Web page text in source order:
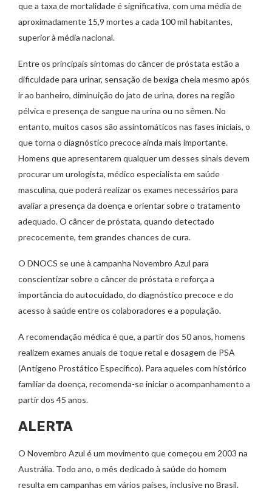
que a taxa de mortalidade é significativa, com uma média de
aproximadamente 15,9 mortes a cada 100 mil habitantes,
superior à média nacional.
Entre os principais sintomas do câncer de próstata estão a
dificuldade para urinar, sensação de bexiga cheia mesmo após
ir ao banheiro, diminuição do jato de urina, dores na região
pélvica e presença de sangue na urina ou no sêmen. No
entanto, muitos casos são assintomáticos nas fases iniciais, o
que torna o diagnóstico precoce ainda mais importante.
Homens que apresentarem qualquer um desses sinais devem
procurar um urologista, médico especialista em saúde
masculina, que poderá realizar os exames necessários para
avaliar a presença da doença e orientar sobre o tratamento
adequado. O câncer de próstata, quando detectado
precocemente, tem grandes chances de cura.
O DNOCS se une à campanha Novembro Azul para
conscientizar sobre o câncer de próstata e reforça a
importância do autocuidado, do diagnóstico precoce e do
acesso à saúde entre os colaboradores e a população.
A recomendação médica é que, a partir dos 50 anos, homens
realizem exames anuais de toque retal e dosagem de PSA
(Antígeno Prostático Específico). Para aqueles com histórico
familiar da doença, recomenda-se iniciar o acompanhamento a
partir dos 45 anos.
ALERTA
O Novembro Azul é um movimento que começou em 2003 na
Austrália. Todo ano, o mês dedicado à saúde do homem
resulta em campanhas em vários países, inclusive no Brasil.